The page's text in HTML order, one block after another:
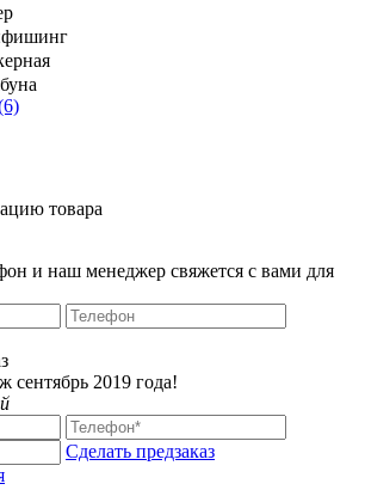
товара
и наш менеджер свяжется с вами для
сентябрь 2019 года!
Сделать предзаказ